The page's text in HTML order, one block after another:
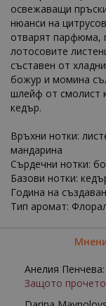
освежаващи
нюанси на
отварят парфюма,
лотосовите
съставен от
божур и момина
шлейф от смолист
кедър.
Връхни нотки:
мандарина
Сърдечни нотки:
Базови нотки:
Година на
Тип аромат:
Анелия Пенчева:
Защото